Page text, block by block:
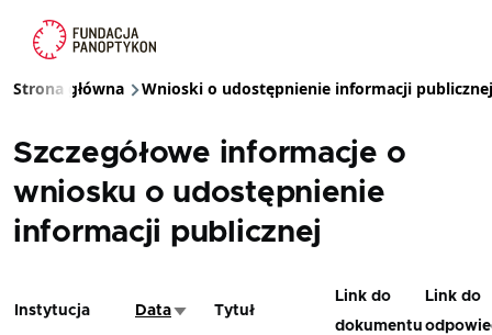
Ścieżka nawigacyjna
Strona główna Wnioski o udostępnienie informacji publicznej
Szczegółowe informacje o
wniosku o udostępnienie
informacji publicznej
Instytucja DataSortuj rosnąco
Tytuł
Link do
dokumentu
Link do